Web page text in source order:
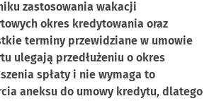
zastosowania wakacji
okres kredytowania oraz
terminy przewidziane w umowie
ulegają przedłużeniu o okres
spłaty i nie wymaga to
aneksu do umowy kredytu, dlatego